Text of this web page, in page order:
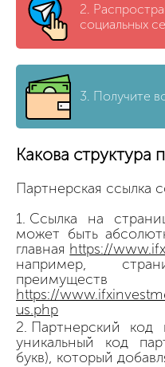
2.
социальных
3. Получите
Какова структура
Партнерская ссылка
Ссылка на
может быть
главная https://
например,
https://
us.php
Партнерский код
уникальный код
букв), который